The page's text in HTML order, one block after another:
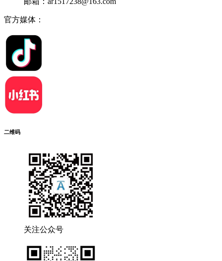
官方媒体：
二维码
关注公众号